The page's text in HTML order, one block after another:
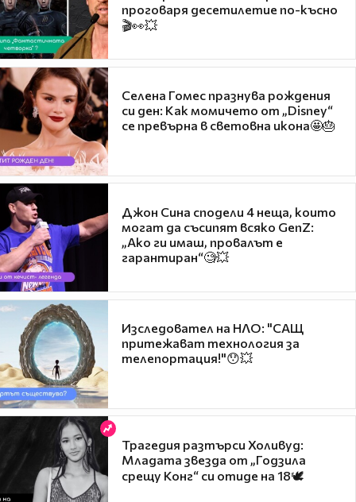
проговаря десетилетие по-късно
🎬👀💥
Селена Гомес празнува рождения
си ден: Как момичето от „Disney“
се превърна в световна икона🤩🎂
Джон Сина сподели 4 неща, които
могат да съсипят всяко GenZ:
„Ако ги имаш, провалът е
гарантиран“🧐💥
Изследовател на НЛО: "САЩ
притежават технология за
телепортация!"😯💥
Трагедия разтърси Холивуд:
Младата звезда от „Годзила
срещу Конг“ си отиде на 18🕊️